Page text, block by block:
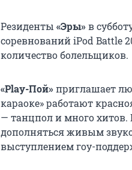
Резиденты «Эры»в
соревнований iPod Battle
количество болельщиков.
«Play-Пой»приглашает
караоке» работают
— танцпол и много хитов.
дополняться живым
выступлением гоу-